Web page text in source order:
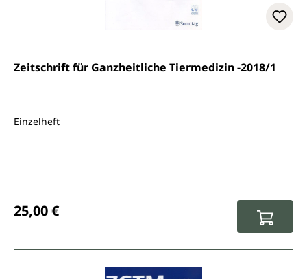
Zeitschrift für Ganzheitliche Tiermedizin -2018/1
Einzelheft
25,00 €